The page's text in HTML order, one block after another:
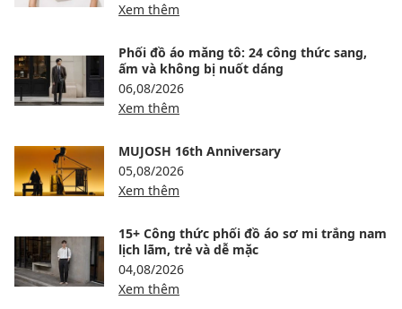
Xem thêm
Phối đồ áo măng tô: 24 công thức sang,
ấm và không bị nuốt dáng
06,08/2026
Xem thêm
MUJOSH 16th Anniversary
05,08/2026
Xem thêm
15+ Công thức phối đồ áo sơ mi trắng nam
lịch lãm, trẻ và dễ mặc
04,08/2026
Xem thêm